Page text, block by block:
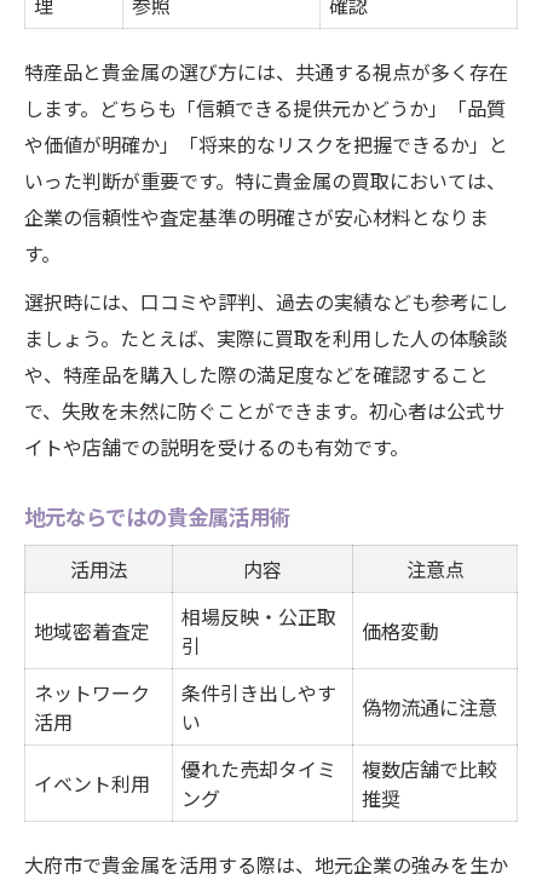
特産品と貴金属の選び方には、共通する視点が多く存在
します。どちらも「信頼できる提供元かどうか」「品質
や価値が明確か」「将来的なリスクを把握できるか」と
いった判断が重要です。特に貴金属の買取においては、
企業の信頼性や査定基準の明確さが安心材料となりま
す。
選択時には、口コミや評判、過去の実績なども参考にし
ましょう。たとえば、実際に買取を利用した人の体験談
や、特産品を購入した際の満足度などを確認すること
で、失敗を未然に防ぐことができます。初心者は公式サ
イトや店舗での説明を受けるのも有効です。
地元ならではの貴金属活用術
活用法 内容 注意点
地域密着査定
相場反映・公正取
引
価格変動
ネットワーク
活用
条件引き出しやす
い
偽物流通に注意
イベント利用
優れた売却タイミ
ング
複数店舗で比較
推奨
大府市で貴金属を活用する際は、地元企業の強みを生か